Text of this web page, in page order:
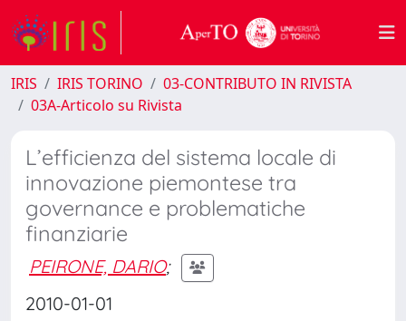
IRIS IRIS TORINO
03-CONTRIBUTO IN RIVISTA
03A-Articolo su Rivista
L’efficienza del sistema locale di
innovazione piemontese tra
governance e problematiche
finanziarie
PEIRONE, DARIO;
2010-01-01